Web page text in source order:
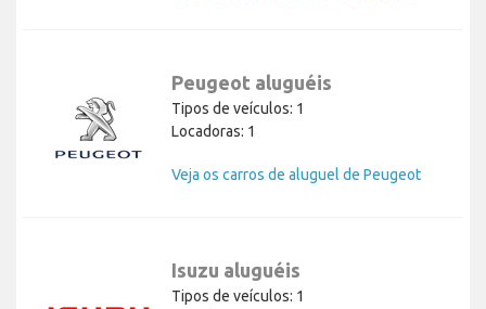
Peugeot aluguéis
Tipos de veículos: 1
Locadoras: 1
Veja os carros de aluguel de Peugeot
Isuzu aluguéis
Tipos de veículos: 1